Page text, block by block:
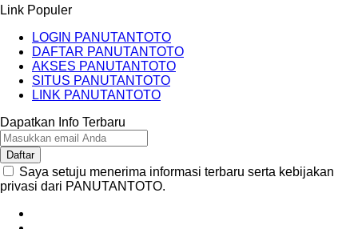
Link Populer
LOGIN PANUTANTOTO
DAFTAR PANUTANTOTO
AKSES PANUTANTOTO
SITUS PANUTANTOTO
LINK PANUTANTOTO
Dapatkan Info Terbaru
Daftar
Saya setuju menerima informasi terbaru serta kebijakan
privasi dari PANUTANTOTO.